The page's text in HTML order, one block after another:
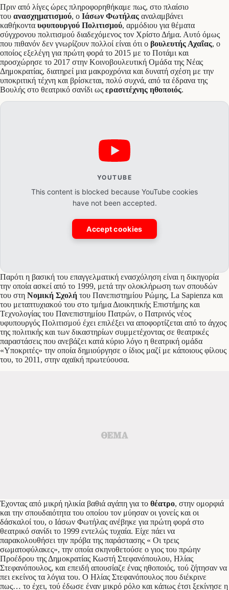
Πριν από λίγες ώρες πληροφορηθήκαμε πως, στο πλαίσιο
του ανασχηματισμού, ο Ιάσων Φωτήλας αναλαμβάνει
καθήκοντα υφυπουργού Πολιτισμού, αρμόδιου για θέματα
σύγχρονου πολιτισμού διαδεχόμενος τον Χρίστο Δήμα. Αυτό όμως
που πιθανόν δεν γνωρίζουν πολλοί είναι ότι ο βουλευτής Αχαΐας, ο
οποίος εξελέγη για πρώτη φορά το 2015 με το Ποτάμι και
προσχώρησε το 2017 στην Κοινοβουλευτική Ομάδα της Νέας
Δημοκρατίας, διατηρεί μια μακροχρόνια και δυνατή σχέση με την
υποκριτική τέχνη και βρίσκεται, πολύ συχνά, από τα έδρανα της
Βουλής στο θεατρικό σανίδι ως ερασιτέχνης ηθοποιός.
YOUTUBE
This content is blocked because YouTube cookies
have not been accepted.
Accept cookies
Παρότι η βασική του επαγγελματική ενασχόληση είναι η δικηγορία
την οποία ασκεί από το 1999, μετά την ολοκλήρωση των σπουδών
του στη Νομική Σχολή του Πανεπιστημίου Ρώμης, La Sapienza και
του μεταπτυχιακού του στο τμήμα Διοικητικής Επιστήμης και
Τεχνολογίας του Πανεπιστημίου Πατρών, ο Πατρινός νέος
υφυπουργός Πολιτισμού έχει επιλέξει να αποφορτίζεται από το άγχος
της πολιτικής και των δικαστηρίων συμμετέχοντας σε θεατρικές
παραστάσεις που ανεβάζει κατά κύριο λόγο η θεατρική ομάδα
«Υποκριτές» την οποία δημιούργησε ο ίδιος μαζί με κάποιους φίλους
του, το 2011, στην αχαϊκή πρωτεύουσα.
Έχοντας από μικρή ηλικία βαθιά αγάπη για το θέατρο, στην ομορφιά
και την σπουδαιότητα του οποίου τον μύησαν οι γονείς και οι
δάσκαλοί του, ο Ιάσων Φωτήλας ανέβηκε για πρώτη φορά στο
θεατρικό σανίδι το 1999 εντελώς τυχαία. Είχε πάει να
παρακολουθήσει την πρόβα της παράστασης « Οι τρεις
σωματοφύλακες», την οποία σκηνοθετούσε ο γιος του πρώην
Προέδρου της Δημοκρατίας Κωστή Στεφανόπουλου, Ηλίας
Στεφανόπουλος, και επειδή απουσίαζε ένας ηθοποιός, τού ζήτησαν να
πει εκείνος τα λόγια του. Ο Ηλίας Στεφανόπουλος που διέκρινε
πως… το έχει, τού έδωσε έναν μικρό ρόλο και κάπως έτσι ξεκίνησε η